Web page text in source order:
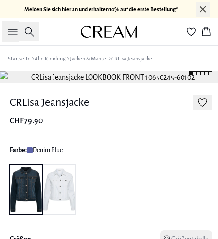
Melden Sie sich hier an und erhalten 10% auf die erste Bestellung*
Suche
Startseite Alle Kleidung Jacken & Mäntel CRLisa Jeansjacke
CRLisa Jeansjacke
CHF79.90
Farbe: Denim Blue